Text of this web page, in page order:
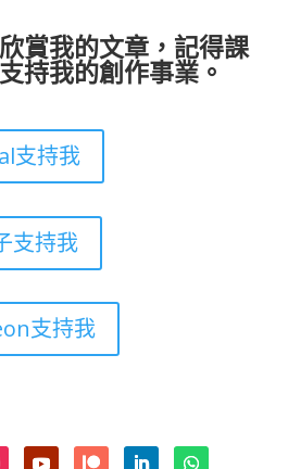
賞我的文章，記得課
持我的創作事業。
支持我
支持我
支持我